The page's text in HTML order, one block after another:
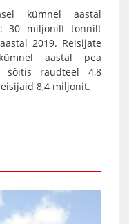
kümnel aastal
30 miljonilt tonnilt
2019. Reisijate
aastal pea
sõitis raudteel 4,8
8,4 miljonit.